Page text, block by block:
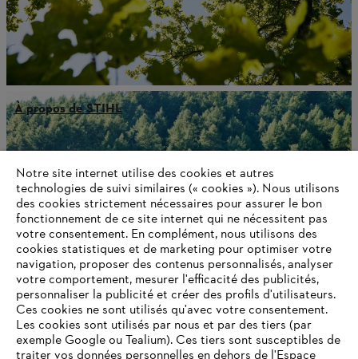
À propos de STIHL
Informations pour les fournisseurs
Produits
Contact
Carrière
Système d'alerte
Notre site internet utilise des cookies et autres
technologies de suivi similaires (« cookies »). Nous utilisons
des cookies strictement nécessaires pour assurer le bon
fonctionnement de ce site internet qui ne nécessitent pas
votre consentement. En complément, nous utilisons des
cookies statistiques et de marketing pour optimiser votre
navigation, proposer des contenus personnalisés, analyser
votre comportement, mesurer l'efficacité des publicités,
personnaliser la publicité et créer des profils d'utilisateurs.
Ces cookies ne sont utilisés qu'avec votre consentement.
Les cookies sont utilisés par nous et par des tiers (par
exemple Google ou Tealium). Ces tiers sont susceptibles de